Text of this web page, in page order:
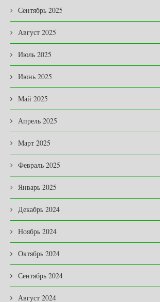
Сентябрь 2025
Август 2025
Июль 2025
Июнь 2025
Май 2025
Апрель 2025
Март 2025
Февраль 2025
Январь 2025
Декабрь 2024
Ноябрь 2024
Октябрь 2024
Сентябрь 2024
Август 2024